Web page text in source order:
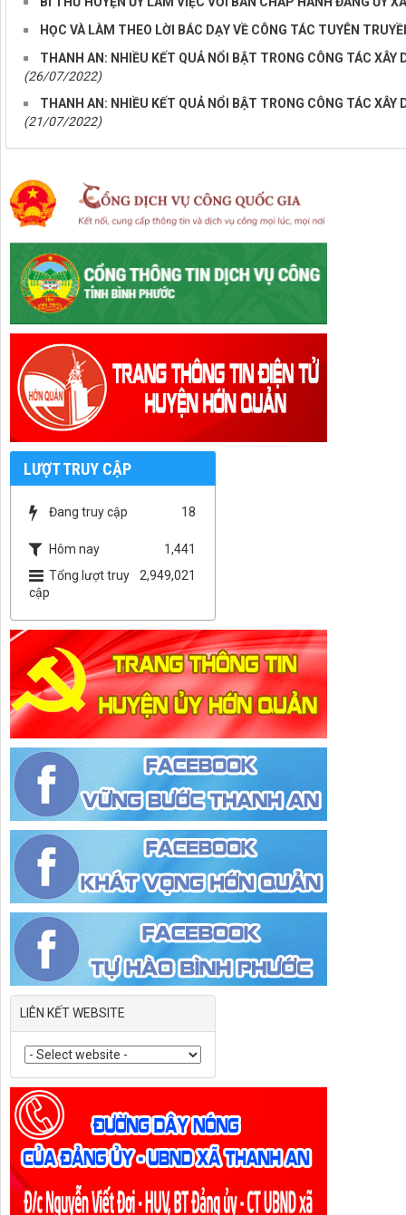
HỌC VÀ LÀM THEO LỜI BÁC DẠY VỀ CÔNG TÁC TUYÊN
THANH AN: NHIỀU KẾT QUẢ NỔI BẬT TRONG CÔNG TÁC
(26/07/2022)
THANH AN: NHIỀU KẾT QUẢ NỔI BẬT TRONG CÔNG TÁC
(21/07/2022)
LƯỢT TRUY CẬP
Đang truy cập 18
Hôm nay
1,441
Tổng lượt truy
cập
2,949,021
LIÊN KẾT WEBSITE